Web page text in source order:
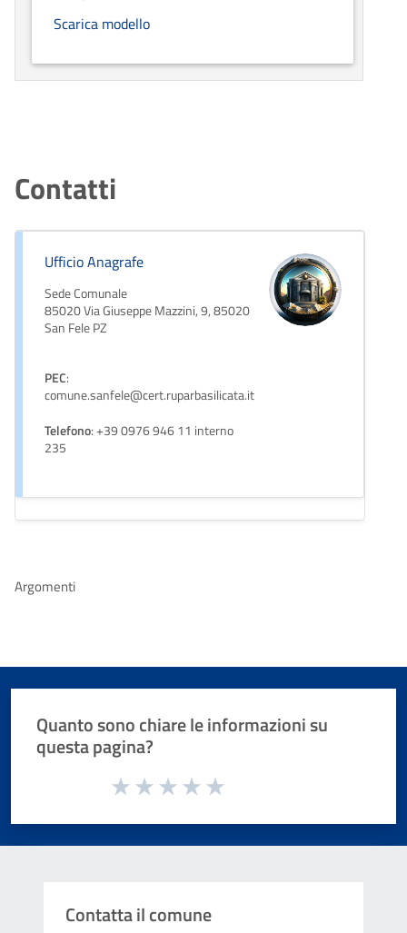
Scarica modello
Contatti
Ufficio Anagrafe
Sede Comunale
85020 Via Giuseppe Mazzini, 9, 85020
San Fele PZ
PEC:
comune.sanfele@cert.ruparbasilicata.it
Telefono: +39 0976 946 11 interno
235
Argomenti
Quanto sono chiare le informazioni su
questa pagina?
Valuta da 1 a 5 stelle la pagina
Contatta il comune